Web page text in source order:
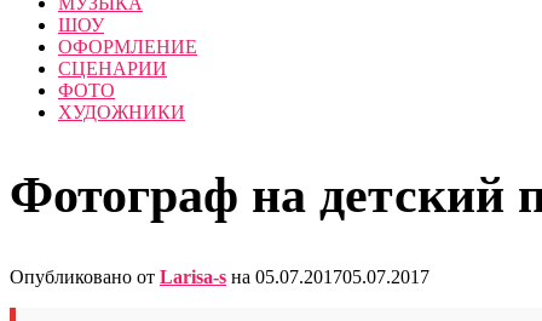
ШОУ
ОФОРМЛЕНИЕ
СЦЕНАРИИ
ФОТО
ХУДОЖНИКИ
Фотограф на детский
Опубликовано от Larisa-s на 05.07.201705.07.2017